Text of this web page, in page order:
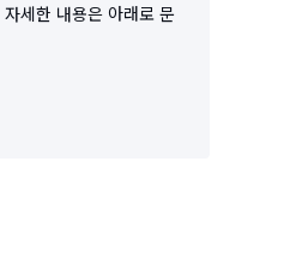
세한 내용은 아래로 문